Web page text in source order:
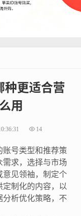
种更适合营
用
14
号类型和推荐策
求，选择与市场
意见领袖，制定个
制化的内容，以
析优化策略，不